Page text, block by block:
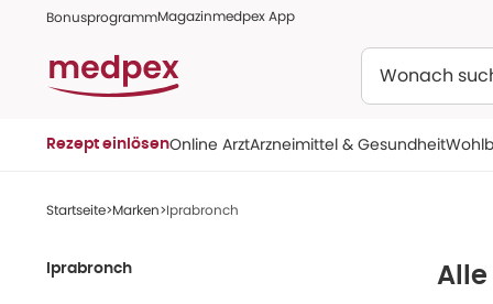
BonusprogrammMagazinmedpex App
Rezept einlösenOnline ArztArzneimittel & Gesundheit
Startseite Marken Iprabronch
Alle
Iprabronch